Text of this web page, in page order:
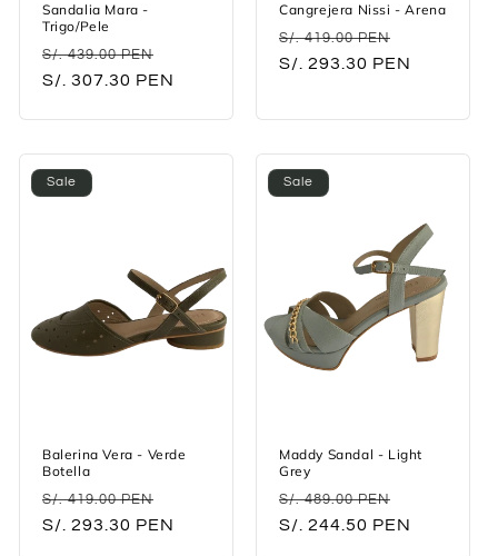
Sandalia Mara -
Trigo/Pele
Regular
price
S/. 439.00 PEN
price
S/. 307.30 PEN
Cangrejera Nissi - Arena
Regular
price
S/. 419.00 PEN
price
S/. 293.30 PEN
Sale
Balerina Vera - Verde
Botella
Regular
price
S/. 419.00 PEN
price
S/. 293.30 PEN
Sale
Maddy Sandal - Light
Grey
Regular
price
S/. 489.00 PEN
price
S/. 244.50 PEN